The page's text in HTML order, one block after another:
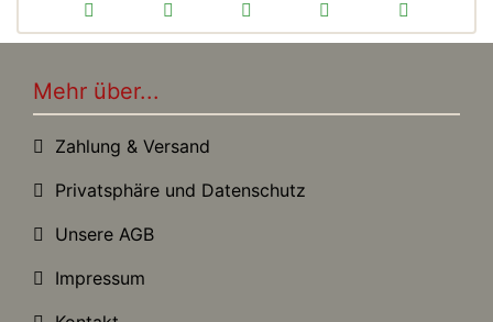
Mehr über...
Zahlung & Versand
Privatsphäre und Datenschutz
Unsere AGB
Impressum